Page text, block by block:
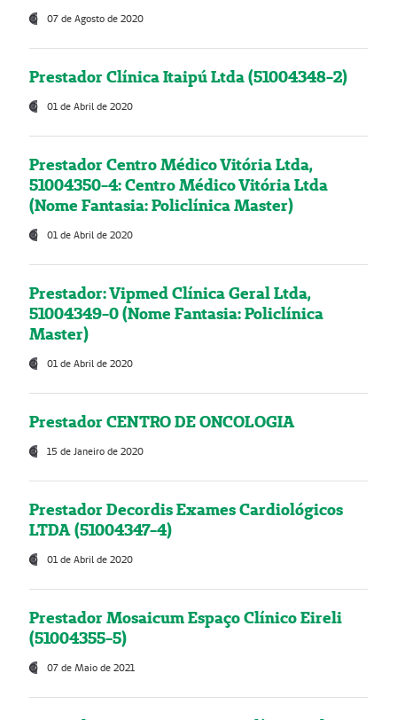
07 de Agosto de 2020
Prestador Clínica Itaipú Ltda (51004348-2)
01 de Abril de 2020
Prestador Centro Médico Vitória Ltda,
51004350-4: Centro Médico Vitória Ltda
(Nome Fantasia: Policlínica Master)
01 de Abril de 2020
Prestador: Vipmed Clínica Geral Ltda,
51004349-0 (Nome Fantasia: Policlínica
Master)
01 de Abril de 2020
Prestador CENTRO DE ONCOLOGIA
15 de Janeiro de 2020
Prestador Decordis Exames Cardiológicos
LTDA (51004347-4)
01 de Abril de 2020
Prestador Mosaicum Espaço Clínico Eireli
(51004355-5)
07 de Maio de 2021